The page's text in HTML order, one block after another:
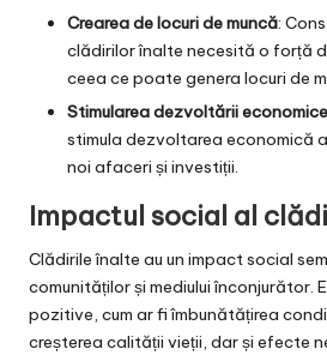
Crearea de locuri de muncă:
clădirilor înalte necesită o forță
ceea ce poate genera locuri de
Stimularea dezvoltării economice
stimula dezvoltarea economică
noi afaceri și investiții.
Impactul social al
Clădirile înalte au un impact social
comunităților și mediului înconjurător.
pozitive, cum ar fi îmbunătățirea
creșterea calității vieții, dar și efecte